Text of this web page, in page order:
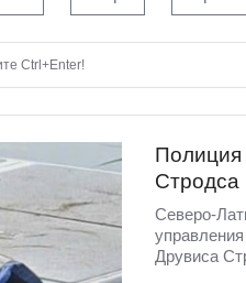
Ctrl+Enter!
Полиция
Стродса
Северо-
Друвиса